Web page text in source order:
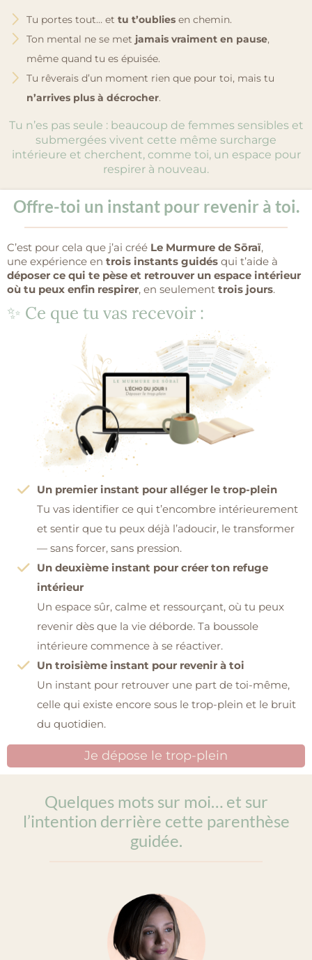
Tu portes tout… et tu t’oublies en chemin.
Ton mental ne se met jamais vraiment en pause,
même quand tu es épuisée.
Tu rêverais d’un moment rien que pour toi, mais tu
n’arrives plus à décrocher.
Tu n’es pas seule : beaucoup de femmes sensibles et
submergées vivent cette même surcharge
intérieure et cherchent, comme toi, un espace pour
respirer à nouveau.
Offre-toi un instant pour revenir à toi.
C’est pour cela que j’ai créé Le Murmure de Sōraï,
une expérience en trois instants guidés qui t’aide à
déposer ce qui te pèse et retrouver un espace intérieur
où tu peux enfin respirer, en seulement trois jours.
✨ Ce que tu vas recevoir :
Un premier instant pour alléger le trop-plein
Tu vas identifier ce qui t’encombre intérieurement
et sentir que tu peux déjà l’adoucir, le transformer
— sans forcer, sans pression.
Un deuxième instant pour créer ton refuge
intérieur
Un espace sûr, calme et ressourçant, où tu peux
revenir dès que la vie déborde. Ta boussole
intérieure commence à se réactiver.
Un troisième instant pour revenir à toi
Un instant pour retrouver une part de toi-même,
celle qui existe encore sous le trop-plein et le bruit
du quotidien.
Je dépose le trop-plein
Quelques mots sur moi… et sur
l’intention derrière cette parenthèse
guidée.